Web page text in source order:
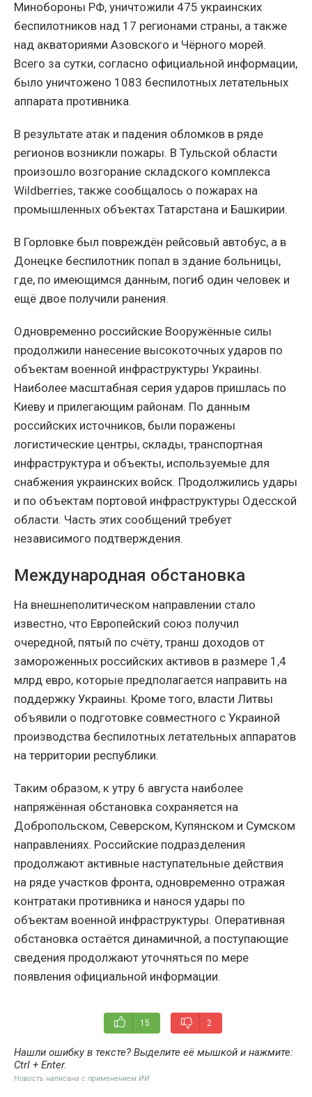
Минобороны РФ, уничтожили 475 украинских
беспилотников над 17 регионами страны, а также
над акваториями Азовского и Чёрного морей.
Всего за сутки, согласно официальной информации,
было уничтожено 1083 беспилотных летательных
аппарата противника.
В результате атак и падения обломков в ряде
регионов возникли пожары. В Тульской области
произошло возгорание складского комплекса
Wildberries, также сообщалось о пожарах на
промышленных объектах Татарстана и Башкирии.
В Горловке был повреждён рейсовый автобус, а в
Донецке беспилотник попал в здание больницы,
где, по имеющимся данным, погиб один человек и
ещё двое получили ранения.
Одновременно российские Вооружённые силы
продолжили нанесение высокоточных ударов по
объектам военной инфраструктуры Украины.
Наиболее масштабная серия ударов пришлась по
Киеву и прилегающим районам. По данным
российских источников, были поражены
логистические центры, склады, транспортная
инфраструктура и объекты, используемые для
снабжения украинских войск. Продолжились удары
и по объектам портовой инфраструктуры Одесской
области. Часть этих сообщений требует
независимого подтверждения.
Международная обстановка
На внешнеполитическом направлении стало
известно, что Европейский союз получил
очередной, пятый по счёту, транш доходов от
замороженных российских активов в размере 1,4
млрд евро, которые предполагается направить на
поддержку Украины. Кроме того, власти Литвы
объявили о подготовке совместного с Украиной
производства беспилотных летательных аппаратов
на территории республики.
Таким образом, к утру 6 августа наиболее
напряжённая обстановка сохраняется на
Добропольском, Северском, Купянском и Сумском
направлениях. Российские подразделения
продолжают активные наступательные действия
на ряде участков фронта, одновременно отражая
контратаки противника и нанося удары по
объектам военной инфраструктуры. Оперативная
обстановка остаётся динамичной, а поступающие
сведения продолжают уточняться по мере
появления официальной информации.
15 2
Нашли ошибку в тексте? Выделите её мышкой и нажмите:
Ctrl + Enter.
Новость написана с применением ИИ